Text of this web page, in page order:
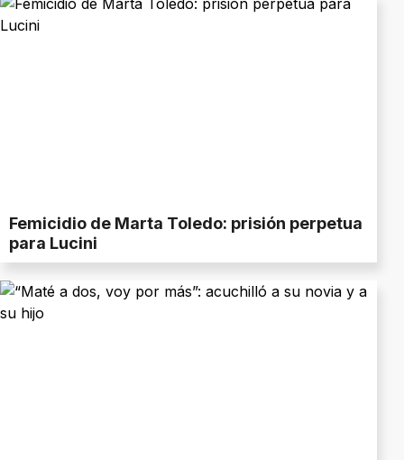
Femicidio de Marta Toledo: prisión perpetua
para Lucini